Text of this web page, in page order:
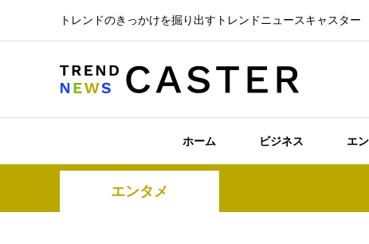
トレンドのきっかけを掘り出すトレンドニュースキャスター
ホーム ビジネス エ
エンタメ